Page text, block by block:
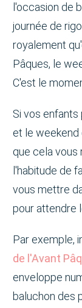
l'occasion de
journée de
royalement
Pâques, le
C'est le
Si vos
et le weekend
que cela vous
l'habitude de
vous mettre
pour attendre
Par exemple,
de l'Avant
enveloppe
baluchon des